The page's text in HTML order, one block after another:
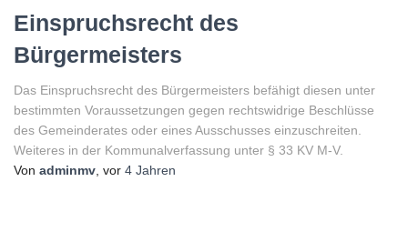
Einspruchsrecht des
Bürgermeisters
Das Einspruchsrecht des Bürgermeisters befähigt diesen unter
bestimmten Voraussetzungen gegen rechtswidrige Beschlüsse
des Gemeinderates oder eines Ausschusses einzuschreiten.
Weiteres in der Kommunalverfassung unter § 33 KV M-V.
Von adminmv , vor 4 Jahren